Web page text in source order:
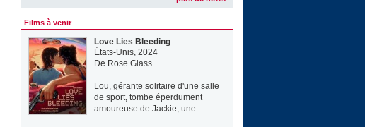
Films à venir
Love Lies Bleeding
États-Unis, 2024
De Rose Glass
Lou, gérante solitaire d'une salle
de sport, tombe éperdument
amoureuse de Jackie, une ...